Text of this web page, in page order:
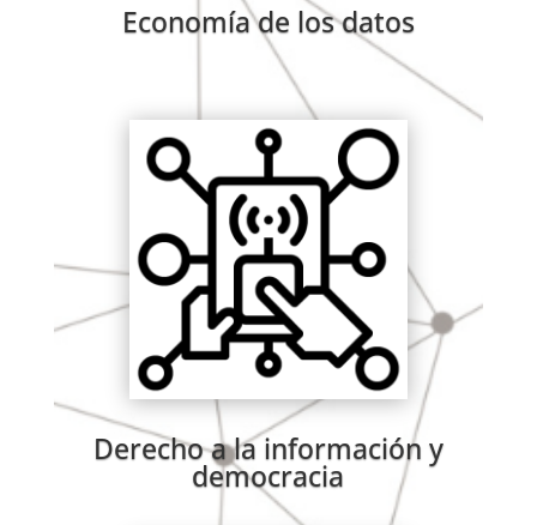
Economía de los datos
Derecho a la información y
democracia